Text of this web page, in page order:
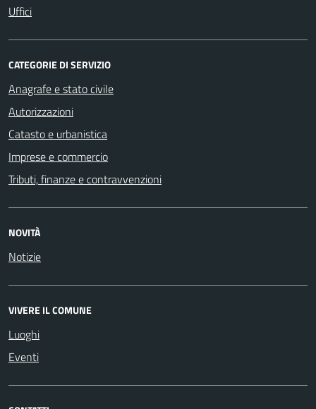
Uffici
CATEGORIE DI SERVIZIO
Anagrafe e stato civile
Autorizzazioni
Catasto e urbanistica
Imprese e commercio
Tributi, finanze e contravvenzioni
NOVITÀ
Notizie
VIVERE IL COMUNE
Luoghi
Eventi